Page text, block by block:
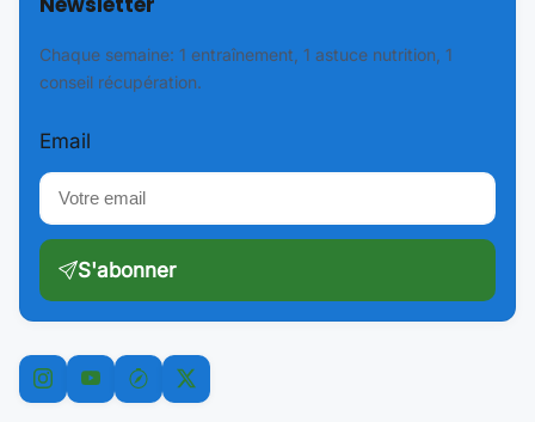
Chaque semaine: 1 entraînement, 1 astuce nutrition, 1
conseil récupération.
Email
S'abonner